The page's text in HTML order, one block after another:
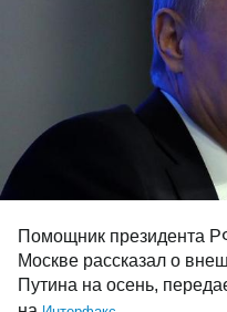
Помощник президента
Москве рассказал о
Путина на осень,